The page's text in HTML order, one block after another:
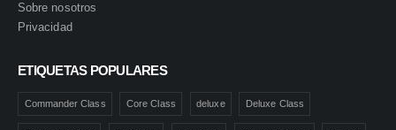
Sobre nosotros
Privacidad
ETIQUETAS POPULARES
Commander Class Core Class deluxe Deluxe Class